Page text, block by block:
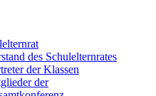
des Schulelternrates
der Klassen
der